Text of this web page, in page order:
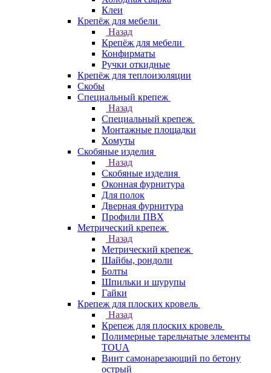
Клеи
Крепёж для мебели
Назад
Крепёж для мебели
Конфирматы
Ручки откидные
Крепёж для теплоизоляции
Скобы
Специальный крепеж
Назад
Специальный крепеж
Монтажные площадки
Хомуты
Скобяные изделия
Назад
Скобяные изделия
Оконная фурнитура
Для полок
Дверная фурнитура
Профили ПВХ
Метрический крепеж
Назад
Метрический крепеж
Шайбы, рондоли
Болты
Шпильки и шурупы
Гайки
Крепеж для плоских кровель
Назад
Крепеж для плоских кровель
Полимерные тарельчатые элементы
TOUA
Винт самонарезающий по бетону
острый